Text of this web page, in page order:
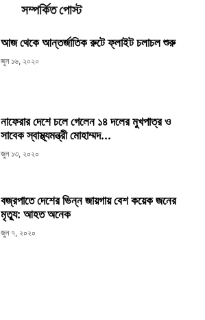
সম্পর্কিত পোস্ট
আজ থেকে আন্তর্জাতিক রুটে ফ্লাইট চলাচল শুরু
জুন ১৬, ২০২০
নাফেরার দেশে চলে গেলেন ১৪ দলের মুখপাত্র ও
সাবেক স্বাস্থ্যমন্ত্রী মোহাম্মদ...
জুন ১৩, ২০২০
বজ্রপাতে দেশের ভিন্ন জায়গায় বেশ কয়েক জনের
মৃত্যু: আহত অনেক
জুন ৭, ২০২০